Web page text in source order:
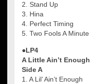
2. Stand Up
3. Hina
4. Perfect Timing
5. Two Fools A Minute
●LP4
A Little Ain’t Enough
Side A
1. A Lil’ Ain’t Enough